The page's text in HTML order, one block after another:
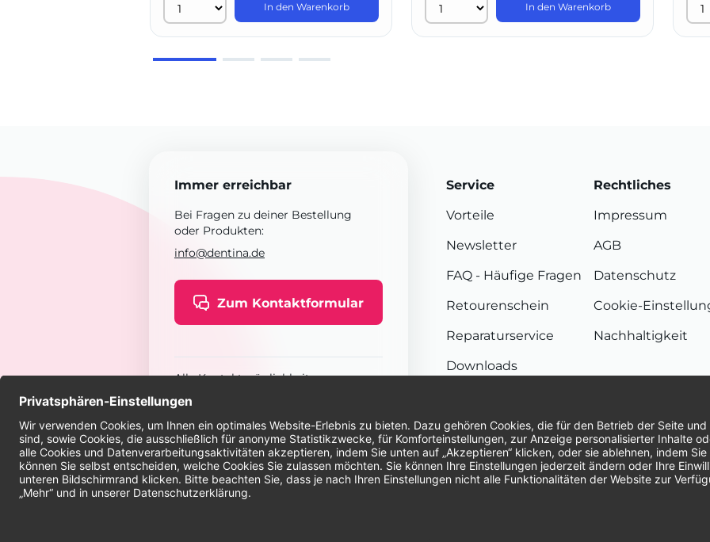
In den Warenkorb In den Warenkorb
Immer erreichbar
Bei Fragen zu deiner Bestellung
oder Produkten:
info@dentina.de
Zum Kontaktformular
Alle Kontaktmöglichkeiten
Service
Vorteile
Newsletter
FAQ - Häufige Fragen
Retourenschein
Reparaturservice
Downloads
Rechtliches
Impressum
AGB
Datenschutz
Cookie-
Nachhaltigkeit